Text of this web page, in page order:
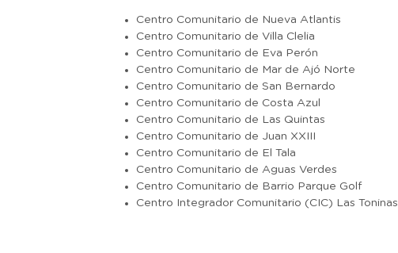
Centro Comunitario de Nueva Atlantis
Centro Comunitario de Villa Clelia
Centro Comunitario de Eva Perón
Centro Comunitario de Mar de Ajó Norte
Centro Comunitario de San Bernardo
Centro Comunitario de Costa Azul
Centro Comunitario de Las Quintas
Centro Comunitario de Juan XXIII
Centro Comunitario de El Tala
Centro Comunitario de Aguas Verdes
Centro Comunitario de Barrio Parque Golf
Centro Integrador Comunitario (CIC) Las Toninas